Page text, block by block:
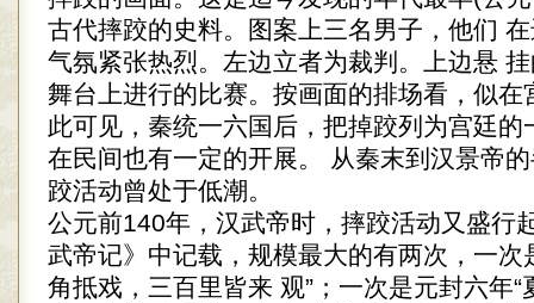
古代摔跤的史料。图案上三名男子，他们
气氛紧张热烈。左边立者为裁判。上边悬
舞台上进行的比赛。按画面的排场看，似在
此可见，秦统一六国后，把掉跤列为宫廷的
在民间也有一定的开展。 从秦末到汉景帝
跤活动曾处于低潮。
公元前140年，汉武帝时，摔跤活动又盛行
武帝记》中记载，规模最大的有两次，一次
角抵戏，三百里皆来 观”；一次是元封六年